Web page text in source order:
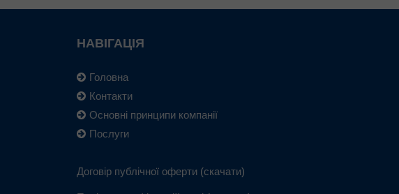
НАВІГАЦІЯ
Головна
Контакти
Основні принципи компанії
Послуги
Договір публічної оферти (скачати)